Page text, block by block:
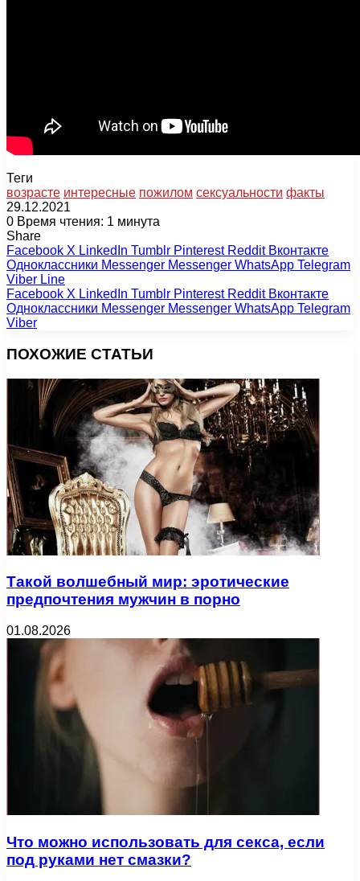
Теги
возрасте интересные пожилом сексуальности факты
29.12.2021
0 Время чтения: 1 минута
Share
Facebook X LinkedIn Tumblr Pinterest Reddit Вконтакте
Одноклассники Messenger Messenger WhatsApp Telegram
Viber Line
Facebook X LinkedIn Tumblr Pinterest Reddit Вконтакте
Одноклассники Messenger Messenger WhatsApp Telegram
Viber
ПОХОЖИЕ СТАТЬИ
Такой волшебный мир: эротические
предпочтения мужчин в порно
01.08.2026
Что можно использовать для секса, если
под руками нет смазки?